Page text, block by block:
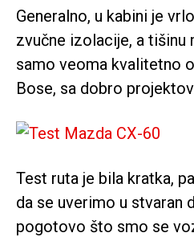
Generalno, u kabini je
zvučne izolacije, a tišinu
samo veoma kvalitetno
Bose, sa dobro
Test ruta je bila kratka,
da se uverimo u stvaran
pogotovo što smo se